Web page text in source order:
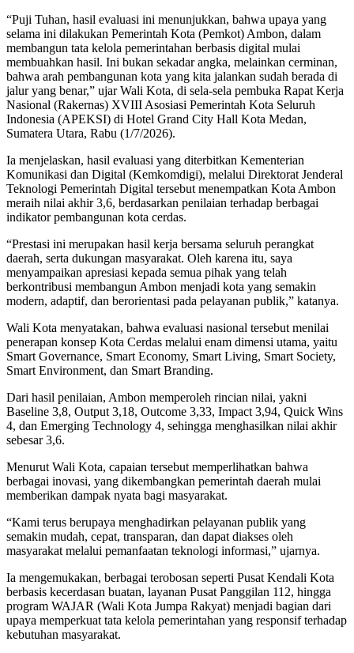
“Puji Tuhan, hasil evaluasi ini menunjukkan, bahwa upaya yang
selama ini dilakukan Pemerintah Kota (Pemkot) Ambon, dalam
membangun tata kelola pemerintahan berbasis digital mulai
membuahkan hasil. Ini bukan sekadar angka, melainkan cerminan,
bahwa arah pembangunan kota yang kita jalankan sudah berada di
jalur yang benar,” ujar Wali Kota, di sela-sela pembuka Rapat Kerja
Nasional (Rakernas) XVIII Asosiasi Pemerintah Kota Seluruh
Indonesia (APEKSI) di Hotel Grand City Hall Kota Medan,
Sumatera Utara, Rabu (1/7/2026).
Ia menjelaskan, hasil evaluasi yang diterbitkan Kementerian
Komunikasi dan Digital (Kemkomdigi), melalui Direktorat Jenderal
Teknologi Pemerintah Digital tersebut menempatkan Kota Ambon
meraih nilai akhir 3,6, berdasarkan penilaian terhadap berbagai
indikator pembangunan kota cerdas.
“Prestasi ini merupakan hasil kerja bersama seluruh perangkat
daerah, serta dukungan masyarakat. Oleh karena itu, saya
menyampaikan apresiasi kepada semua pihak yang telah
berkontribusi membangun Ambon menjadi kota yang semakin
modern, adaptif, dan berorientasi pada pelayanan publik,” katanya.
Wali Kota menyatakan, bahwa evaluasi nasional tersebut menilai
penerapan konsep Kota Cerdas melalui enam dimensi utama, yaitu
Smart Governance, Smart Economy, Smart Living, Smart Society,
Smart Environment, dan Smart Branding.
Dari hasil penilaian, Ambon memperoleh rincian nilai, yakni
Baseline 3,8, Output 3,18, Outcome 3,33, Impact 3,94, Quick Wins
4, dan Emerging Technology 4, sehingga menghasilkan nilai akhir
sebesar 3,6.
Menurut Wali Kota, capaian tersebut memperlihatkan bahwa
berbagai inovasi, yang dikembangkan pemerintah daerah mulai
memberikan dampak nyata bagi masyarakat.
“Kami terus berupaya menghadirkan pelayanan publik yang
semakin mudah, cepat, transparan, dan dapat diakses oleh
masyarakat melalui pemanfaatan teknologi informasi,” ujarnya.
Ia mengemukakan, berbagai terobosan seperti Pusat Kendali Kota
berbasis kecerdasan buatan, layanan Pusat Panggilan 112, hingga
program WAJAR (Wali Kota Jumpa Rakyat) menjadi bagian dari
upaya memperkuat tata kelola pemerintahan yang responsif terhadap
kebutuhan masyarakat.